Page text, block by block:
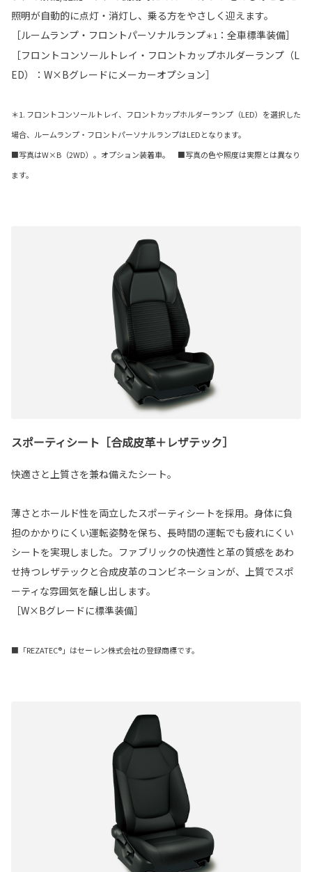
照明が自動的に点灯・消灯し、乗る方をやさしく迎えます。
［ルームランプ・フロントパーソナルランプ＊1 ：全車標準装備］
［フロントコンソールトレイ・フロントカップホルダーランプ（L
ED）：W×Bグレードにメーカーオプション］
＊1. フロントコンソールトレイ、フロントカップホルダーランプ（LED）を選択した
場合、ルームランプ・フロントパーソナルランプはLEDとなります。
■写真はW×B（2WD）。オプション装着車。 ■写真の色や照度は実際とは異なり
ます。
スポーティシート［合成皮革＋レザテック］
快適さと上質さを兼ね備えたシート。
薄さとホールド性を両立したスポーティシートを採用。身体に負
担のかかりにくい運転姿勢を保ち、長時間の運転でも疲れにくい
シートを実現しました。ファブリックの快適性と革の質感をあわ
せ持つレザテックと合成皮革のコンビネーションが、上質でスポ
ーティな雰囲気を醸し出します。
［W×Bグレードに標準装備］
■「REZATEC®」はセーレン株式会社の登録商標です。